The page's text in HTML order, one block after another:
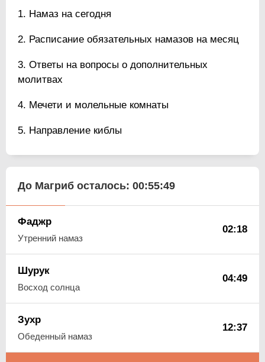
Намаз на сегодня
Расписание обязательных намазов на месяц
Ответы на вопросы о дополнительных
молитвах
Мечети и молельные комнаты
Направление киблы
До Магриб осталось: 00:55:48
Фаджр
Утренний намаз
02:18
Шурук
Восход солнца
04:49
Зухр
Обеденный намаз
12:37